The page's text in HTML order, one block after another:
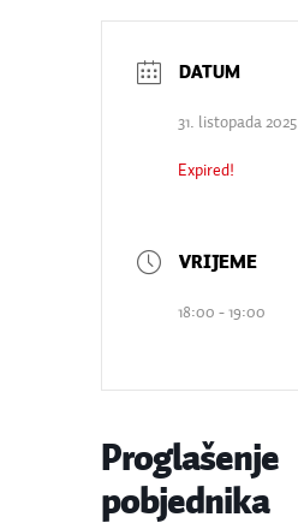
31. listopada 2025.
Expired!
18:00 - 19:00
Proglašenje
pobjednika